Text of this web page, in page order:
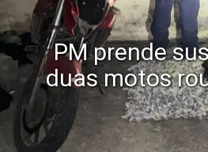
Republicanos